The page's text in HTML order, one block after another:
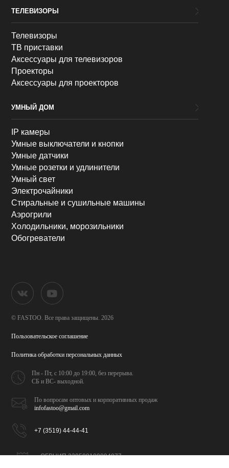
ТЕЛЕВИЗОРЫ
Телевизоры
ТВ приставки
Аксессуары для телевизоров
Проекторы
Аксессуары для проекторов
УМНЫЙ ДОМ
IP камеры
Умные выключатели и кнопки
Умные датчики
Умные розетки и удлинители
Умный свет
Электрочайники
Стиральные и сушильные машины
Аэрогрили
Холодильники, морозильники
Обогреватели
© FASTOO. Все права защищены. 2026
Пользовательское соглашение
Политика обработкиперсональных данных
Пн - Пт, с 10:00 до 19:00,без перерыва.
СБ и ВС- выходной.
По вопросам оптовых икорпоративных продаж
infofastoo@gmail.com
+7 (3519) 44-44-41
ОГРНИП 320508100094077